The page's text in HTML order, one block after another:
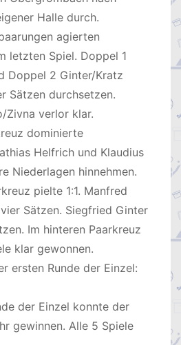
Halle durch.
agierten
letzten Spiel. Doppel 1
Doppel 2 Ginter/Kratz
Sätzen durchsetzen.
Zivna verlor klar.
dominierte
Helfrich und Klaudius
Niederlagen hinnehmen.
pielte 1:1. Manfred
Sätzen. Siegfried Ginter
Im hinteren Paarkreuz
klar gewonnen.
ersten Runde der Einzel:
der Einzel konnte der
gewinnen. Alle 5 Spiele